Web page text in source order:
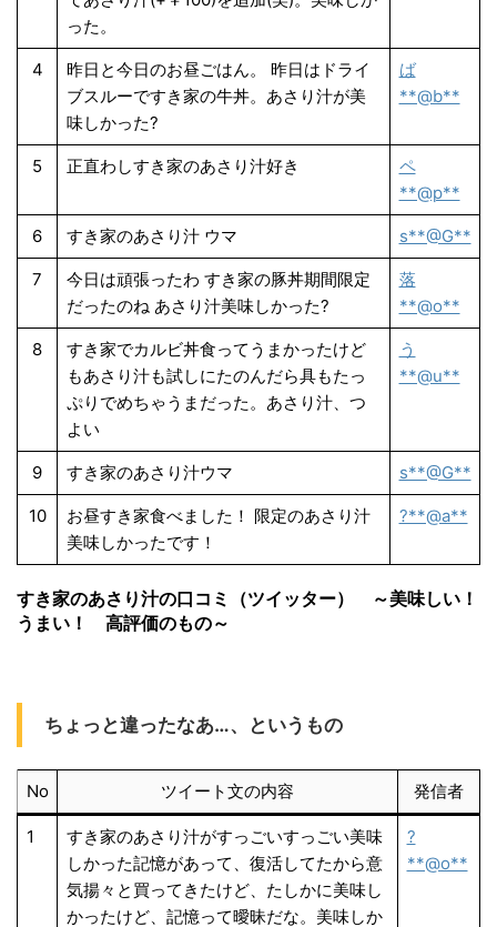
った。
4
昨日と今日のお昼ごはん。 昨日はドライ
ブスルーですき家の牛丼。あさり汁が美
味しかった?
ば
**@b**
5 正直わしすき家のあさり汁好き
ペ
**@p**
6 すき家のあさり汁 ウマ s**@G**
7
今日は頑張ったわ すき家の豚丼期間限定
だったのね あさり汁美味しかった?
落
**@o**
8
すき家でカルビ丼食ってうまかったけど
もあさり汁も試しにたのんだら具もたっ
ぷりでめちゃうまだった。あさり汁、つ
よい
う
**@u**
9 すき家のあさり汁ウマ s**@G**
10
お昼すき家食べました！ 限定のあさり汁
美味しかったです！
?**@a**
すき家のあさり汁の口コミ（ツイッター） ～美味しい！
うまい！ 高評価のもの～
ちょっと違ったなあ…、というもの
No ツイート文の内容 発信者
1
すき家のあさり汁がすっごいすっごい美味
しかった記憶があって、復活してたから意
気揚々と買ってきたけど、たしかに美味し
かったけど、記憶って曖昧だな。美味しか
?
**@o**